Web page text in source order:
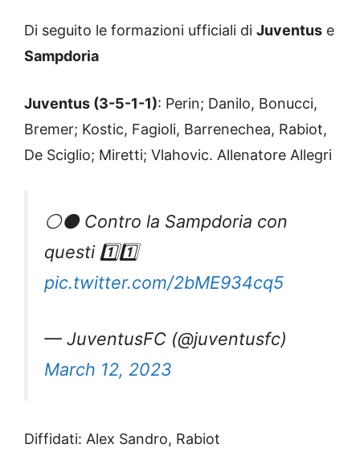
Di seguito le formazioni ufficiali di Juventus e
Sampdoria
Juventus (3-5-1-1): Perin; Danilo, Bonucci,
Bremer; Kostic, Fagioli, Barrenechea, Rabiot,
De Sciglio; Miretti; Vlahovic. Allenatore Allegri
⚪️⚫️ Contro la Sampdoria con
questi 1️⃣1️⃣
pic.twitter.com/2bME934cq5
— JuventusFC (@juventusfc)
March 12, 2023
Diffidati: Alex Sandro, Rabiot